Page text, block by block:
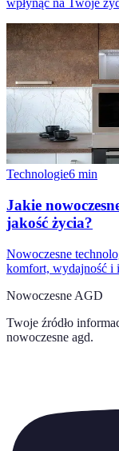
wpłynąć na Twoje
Technologie6 min
Jakie
jakość życia?
Nowoczesne
komfort, wydajność i
Nowoczesne AGD
Twoje źródło
nowoczesne agd.